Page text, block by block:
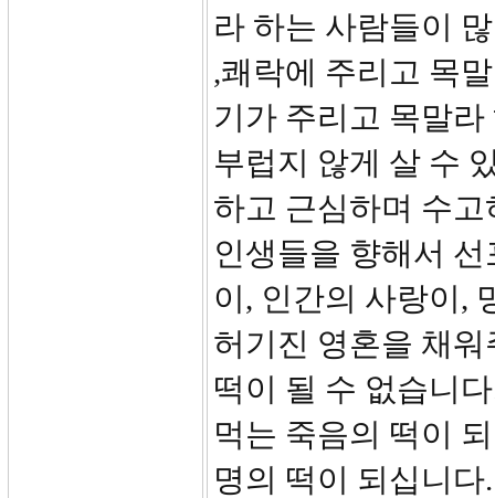
라 하는 사람들이
,쾌락에 주리고 목
기가 주리고 목말
부럽지 않게 살 수
하고 근심하며 수
인생들을 향해서
이, 인간의 사랑이,
허기진 영혼을 채
떡이 될 수 없습니
먹는 죽음의 떡이
명의 떡이 되십니